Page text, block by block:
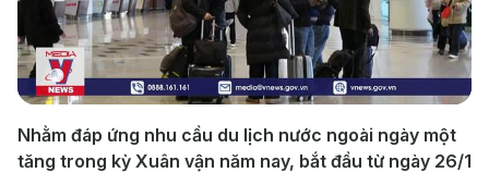
Play
Video
Nhằm đáp ứng nhu cầu du lịch nước ngoài ngày một
tăng trong kỳ Xuân vận năm nay, bắt đầu từ ngày 26/1